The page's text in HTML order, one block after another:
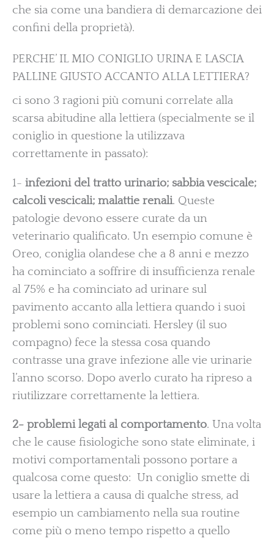
che sia come una bandiera di demarcazione dei
confini della proprietà).
PERCHE’ IL MIO CONIGLIO URINA E LASCIA
PALLINE GIUSTO ACCANTO ALLA LETTIERA?
ci sono 3 ragioni più comuni correlate alla
scarsa abitudine alla lettiera (specialmente se il
coniglio in questione la utilizzava
correttamente in passato):
1- infezioni del tratto urinario; sabbia vescicale;
calcoli vescicali; malattie renali. Queste
patologie devono essere curate da un
veterinario qualificato. Un esempio comune è
Oreo, coniglia olandese che a 8 anni e mezzo
ha cominciato a soffrire di insufficienza renale
al 75% e ha cominciato ad urinare sul
pavimento accanto alla lettiera quando i suoi
problemi sono cominciati. Hersley (il suo
compagno) fece la stessa cosa quando
contrasse una grave infezione alle vie urinarie
l’anno scorso. Dopo averlo curato ha ripreso a
riutilizzare correttamente la lettiera.
2- problemi legati al comportamento. Una volta
che le cause fisiologiche sono state eliminate, i
motivi comportamentali possono portare a
qualcosa come questo: Un coniglio smette di
usare la lettiera a causa di qualche stress, ad
esempio un cambiamento nella sua routine
come più o meno tempo rispetto a quello